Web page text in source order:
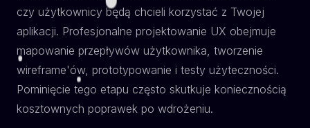
czy użytkownicy będą chcieli korzystać z Twojej
aplikacji. Profesjonalne projektowanie UX obejmuje
mapowanie przepływów użytkownika, tworzenie
wireframe'ów, prototypowanie i testy użyteczności.
Pominięcie tego etapu często skutkuje koniecznością
kosztownych poprawek po wdrożeniu.